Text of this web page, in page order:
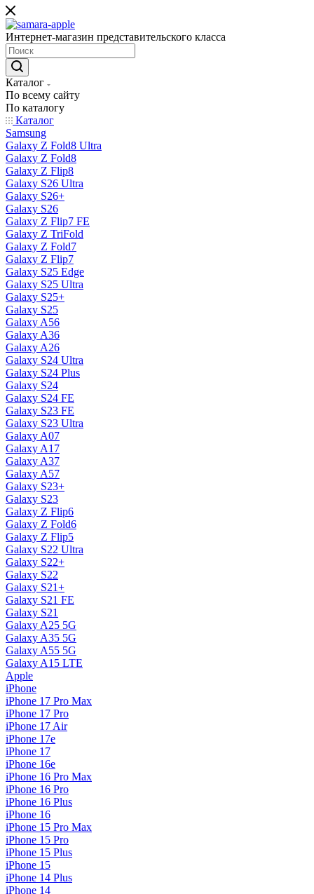
Интернет-магазин представительского класса
Каталог
По всему сайту
По каталогу
Каталог
Samsung
Galaxy Z Fold8 Ultra
Galaxy Z Fold8
Galaxy Z Flip8
Galaxy S26 Ultra
Galaxy S26+
Galaxy S26
Galaxy Z Flip7 FE
Galaxy Z TriFold
Galaxy Z Fold7
Galaxy Z Flip7
Galaxy S25 Edge
Galaxy S25 Ultra
Galaxy S25+
Galaxy S25
Galaxy A56
Galaxy A36
Galaxy A26
Galaxy S24 Ultra
Galaxy S24 Plus
Galaxy S24
Galaxy S24 FE
Galaxy S23 FE
Galaxy S23 Ultra
Galaxy A07
Galaxy A17
Galaxy A37
Galaxy A57
Galaxy S23+
Galaxy S23
Galaxy Z Flip6
Galaxy Z Fold6
Galaxy Z Flip5
Galaxy S22 Ultra
Galaxy S22+
Galaxy S22
Galaxy S21+
Galaxy S21 FE
Galaxy S21
Galaxy A25 5G
Galaxy A35 5G
Galaxy A55 5G
Galaxy A15 LTE
Apple
iPhone
iPhone 17 Pro Max
iPhone 17 Pro
iPhone 17 Air
iPhone 17e
iPhone 17
iPhone 16e
iPhone 16 Pro Max
iPhone 16 Pro
iPhone 16 Plus
iPhone 16
iPhone 15 Pro Max
iPhone 15 Pro
iPhone 15 Plus
iPhone 15
iPhone 14 Plus
iPhone 14